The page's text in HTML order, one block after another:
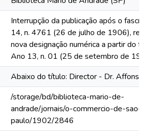
Interrupção da publicação após o
14, n. 4761 (26 de julho de 1906),
nova designação numérica a partir do
Ano 13, n. 01 (25 de setembro de
Abaixo do título: Director - Dr.
/storage/bd/biblioteca-mario-de-
andrade/jornais/o-commercio-de-sao-
paulo/1902/2846